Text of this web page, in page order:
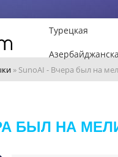
Турецкая
» SunoAI - Вчера был на
БЫЛ НА